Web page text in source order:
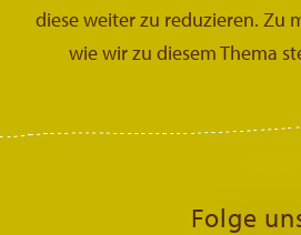
diese weiter zu reduzieren. Zu
wie wir zu diesem Thema
Folge